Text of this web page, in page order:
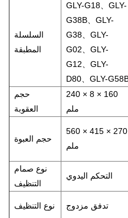
السلسلة
المطبقة
GLY-G18
GLY-
G38B
GLY-
G38
GLY-
G02
GLY-
G12
GLY-
D80
GLY-
حجم
العقوبة
240 × 8 × 160
ملم
حجم العبوة
560 × 415 × 270
ملم
نوع صمام
التنظيف
التحكم اليدوي
نوع التنظيف تدفق مزدوج